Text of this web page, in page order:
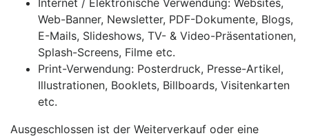
Internet / Elektronische Verwendung: Websites,
Web-Banner, Newsletter, PDF-Dokumente, Blogs,
E-Mails, Slideshows, TV- & Video-Präsentationen,
Splash-Screens, Filme etc.
Print-Verwendung: Posterdruck, Presse-Artikel,
Illustrationen, Booklets, Billboards, Visitenkarten
etc.
Ausgeschlossen ist der Weiterverkauf oder eine